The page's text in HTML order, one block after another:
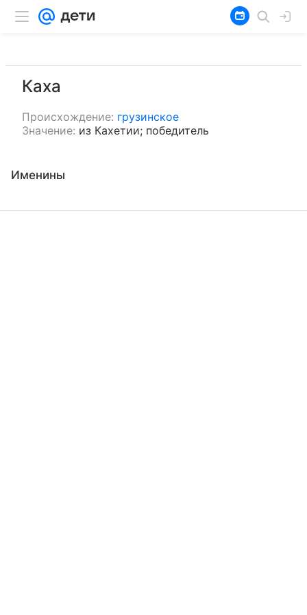
Каха
Происхождение: грузинское
Значение: из Кахетии; победитель
Именины